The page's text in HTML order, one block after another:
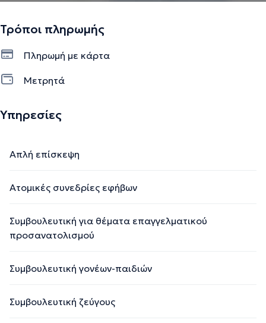
Τρόποι πληρωμής
Πληρωμή με κάρτα
Μετρητά
Υπηρεσίες
Απλή επίσκεψη
Ατομικές συνεδρίες εφήβων
Συμβουλευτική για θέματα επαγγελματικού
προσανατολισμού
Συμβουλευτική γονέων-παιδιών
Συμβουλευτική ζεύγους